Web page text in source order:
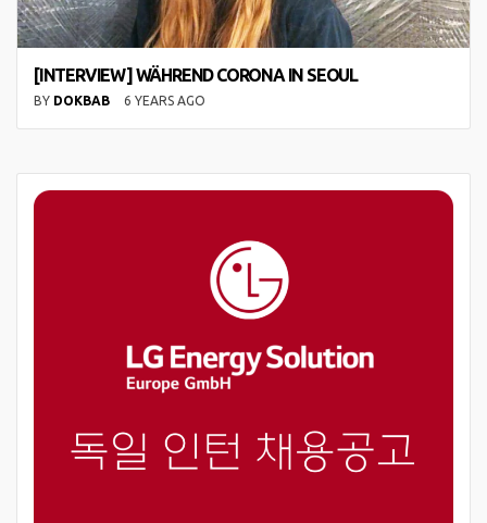
[INTERVIEW] WÄHREND CORONA IN SEOUL
BY DOKBAB 6 YEARS AGO